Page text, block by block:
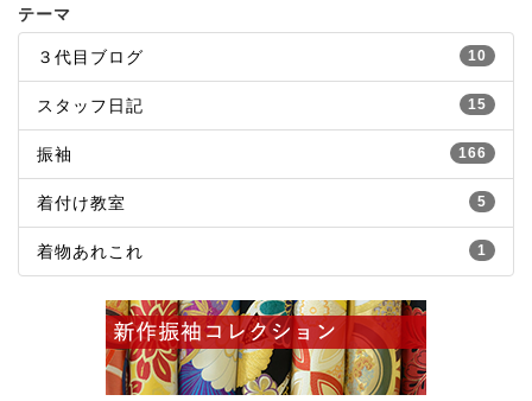
テーマ
10
３代目ブログ
15
スタッフ日記
166
振袖
5
着付け教室
1
着物あれこれ